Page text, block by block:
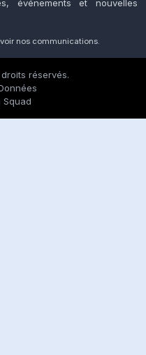
événements et nouvelles
nos communications.
réservés.
Squad